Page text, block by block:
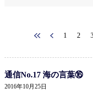
1 2
通信No.17 海の言葉⑯
2016年10月25日